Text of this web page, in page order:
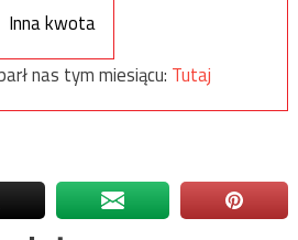
Inna kwota
nas tym miesiącu: Tutaj